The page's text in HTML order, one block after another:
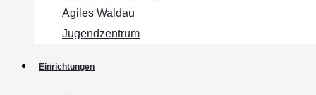
Agiles Waldau
Jugendzentrum
Einrichtungen